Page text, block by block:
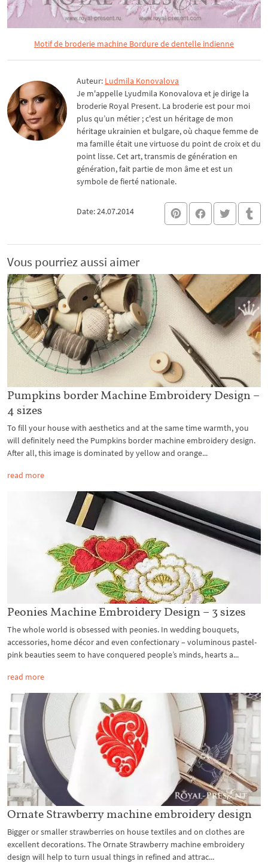
Motif de broderie machine Bordure de dentelle indienne
Auteur: Ludmila Konovalova
Je m'appelle Lyudmila Konovalova et je dirige la
broderie Royal Present. La broderie est pour moi
plus qu’un métier ; c'est un héritage de mon
héritage ukrainien et bulgare, où chaque femme de
ma famille était une virtuose du point de croix et du
point lisse. Cet art, transmis de génération en
génération, fait partie de mon âme et est un
symbole de fierté nationale.
Date: 24.07.2014
Vous pourriez aussi aimer
Pumpkins border Machine Embroidery Design –
4 sizes
To fill your house with aesthetics and at the same time warmth, you
will definitely need the Pumpkins border machine embroidery design.
After all, this image is dominated by yellow and orange...
read more
Peonies Machine Embroidery Design – 3 sizes
The whole world is obsessed with peonies. In wedding bouquets,
accessories, home décor and even confectionary – voluminous pastel-
pink beauties seem to have conquered people’s minds, hearts a...
read more
Ornate Strawberry machine embroidery design
Bigger or smaller strawberries on house textiles and on clothes are
excellent decorations. The Ornate Strawberry machine embroidery
design will help to turn usual things in refined and attrac...